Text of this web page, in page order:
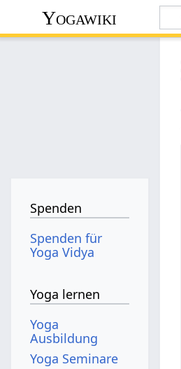
Yogawiki
Spenden
Spenden für
Yoga Vidya
Yoga lernen
Yoga
Ausbildung
Yoga Seminare